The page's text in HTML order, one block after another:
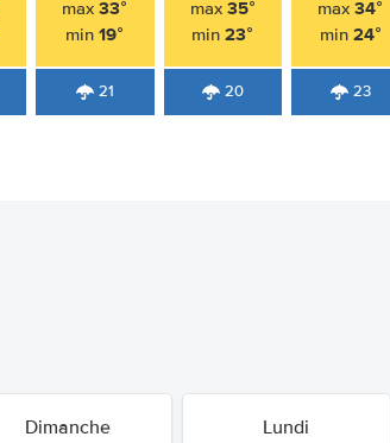
max33°
min19°
21
max 35°
min23°
20
max34°
min 24°
23
Dimanche Lundi